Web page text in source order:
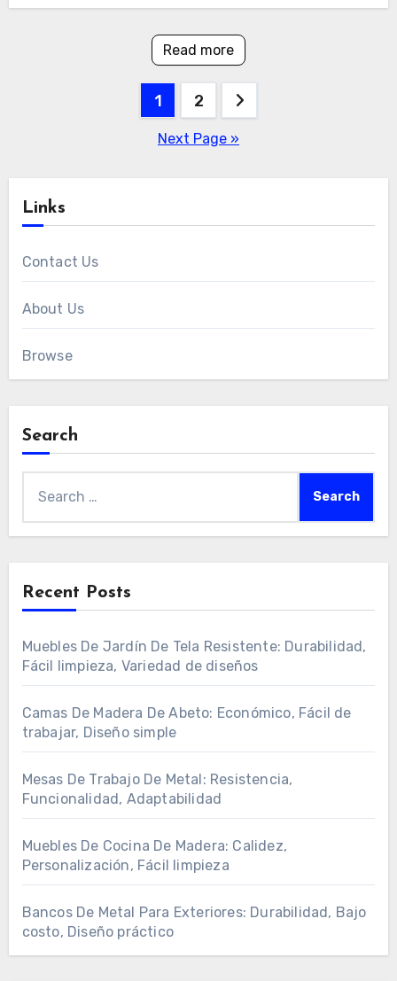
Read more
1 2
Next Page »
Links
Contact Us
About Us
Browse
Search
for:
Recent Posts
Muebles De Jardín De Tela Resistente: Durabilidad,
Fácil limpieza, Variedad de diseños
Camas De Madera De Abeto: Económico, Fácil de
trabajar, Diseño simple
Mesas De Trabajo De Metal: Resistencia,
Funcionalidad, Adaptabilidad
Muebles De Cocina De Madera: Calidez,
Personalización, Fácil limpieza
Bancos De Metal Para Exteriores: Durabilidad, Bajo
costo, Diseño práctico